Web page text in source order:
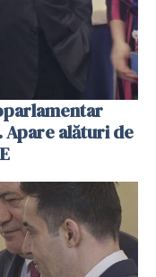
Apare alături de